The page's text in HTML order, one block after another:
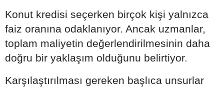
Konut kredisi seçerken birçok kişi yalnızca
faiz oranına odaklanıyor. Ancak uzmanlar,
toplam maliyetin değerlendirilmesinin daha
doğru bir yaklaşım olduğunu belirtiyor.
Karşılaştırılması gereken başlıca unsurlar